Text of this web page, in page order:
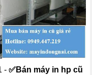
- ✅Bán máy in hp cũ